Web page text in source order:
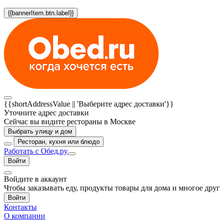
{{bannerItem.btn.label}}
{{shortAddressValue || 'Выберите адрес доставки'}}
Уточните адрес доставки
Сейчас вы видите рестораны в Москве
Выбрать улицу и дом
Ресторан, кухня или блюдо
Работать с Обед.ру
Войти
Войдите в аккаунт
Чтобы заказывать еду, продукты товары для дома и многое
Войти
Контакты
О компании